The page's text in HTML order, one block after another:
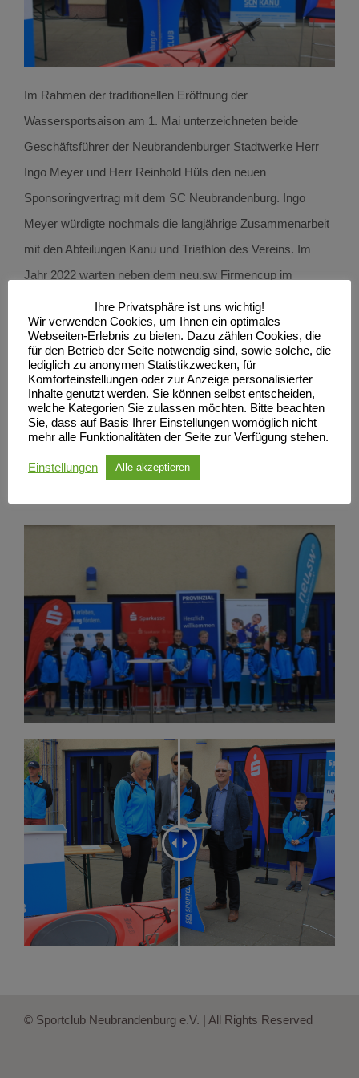
Im Rahmen der traditionellen Eröffnung der
Wassersportsaison am 1. Mai unterzeichneten beide
Geschäftsführer der Neubrandenburger Stadtwerke Herr
Ingo Meyer und Herr Reinhold Hüls den neuen
Sponsoringvertrag mit dem SC Neubrandenburg. Ingo
Meyer würdigte nochmals die langjährige Zusammenarbeit
mit den Abteilungen Kanu und Triathlon des Vereins. Im
Jahr 2022 warten neben dem neu.sw Firmencup im
Rahmen der 15. Wassersportspiele am Reitbahnsee
weitere Highlights.
Vorstandsvorsitzender Peter Siebken von der Sparkasse
Neubrandenburg- Demmin unterstrich ebenfalls die
vertrauensvolle Zusammenarbeit mit den Kanuten des SC
Neubrandenburg. Dem „Kanu-Eliteteam“ um Wiebke
Glamm, als auch dem Sparkassen Hope-Team wünschte
© Sportclub Neubrandenburg e.V. | All Rights Reserved
Ihre Privatsphäre ist uns wichtig!
Wir verwenden Cookies, um Ihnen ein optimales
Webseiten-Erlebnis zu bieten. Dazu zählen Cookies, die
für den Betrieb der Seite notwendig sind, sowie solche, die
lediglich zu anonymen Statistikzwecken, für
Komforteinstellungen oder zur Anzeige personalisierter
Inhalte genutzt werden. Sie können selbst entscheiden,
welche Kategorien Sie zulassen möchten. Bitte beachten
Sie, dass auf Basis Ihrer Einstellungen womöglich nicht
mehr alle Funktionalitäten der Seite zur Verfügung stehen.
Einstellungen Alle akzeptieren